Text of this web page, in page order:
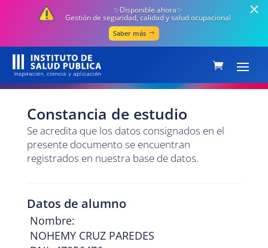
✨Disponible ahora✨
Gestión de seguridad, calidad y salud ocupacional
Saber más
Constancia de estudio
Se acredita que los datos consignados en el
presente documento se encuentran
registrados en nuestra base de datos.
Datos de alumno
Nombre:
NOHEMY CRUZ PAREDES